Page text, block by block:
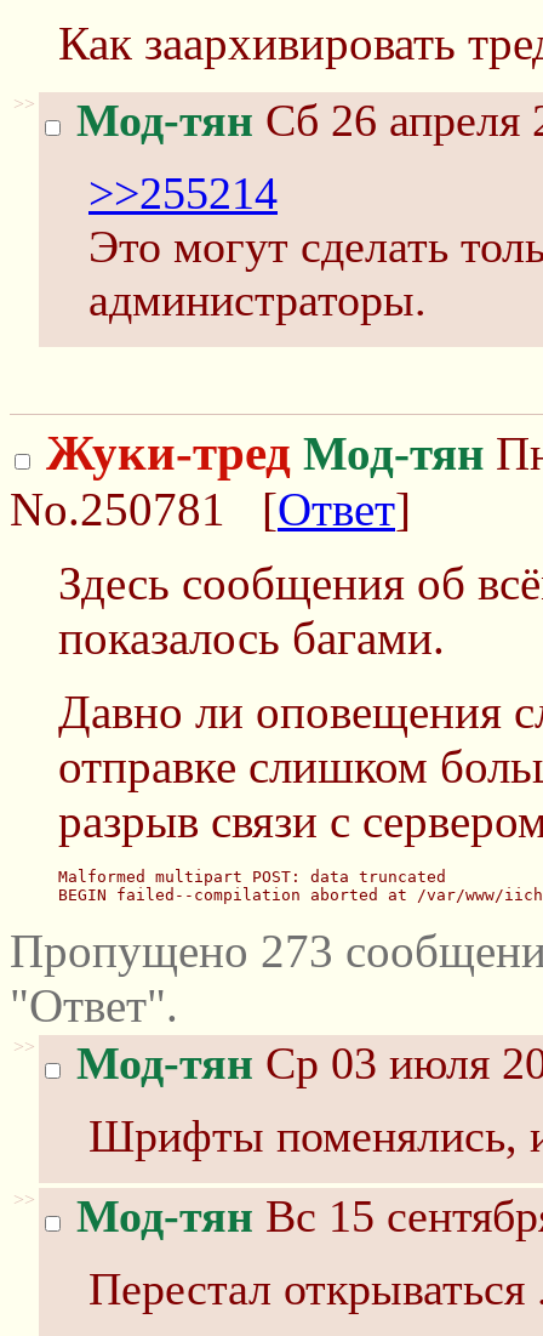
Как заархивировать
>> Мод-тян Сб 26 апреля
>>255214
Это могут сделать
администраторы.
Жуки-тред Мод-тян
No.250781 [Ответ]
Здесь сообщения об
показалось багами.
Давно ли оповещения
отправке слишком
разрыв связи с
Malformed multipart POST: data truncated
BEGIN failed--compilation aborted at /var/www/
Пропущено 273
"Ответ".
>> Мод-тян Ср 03 июля
Шрифты поменялись,
>> Мод-тян Вс 15
Перестал